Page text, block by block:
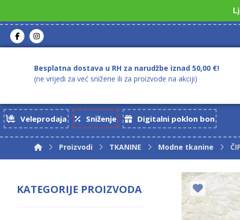
Besplatna dostava u RH za narudžbe iznad 50,00 €!
(ne vrijedi za već snižene ili za proizvode na akciji)
Veleprodaja Sniženje Digitalni poklon bon
Proizvodi TKANINE Modne tkanine
KATEGORIJE PROIZVODA